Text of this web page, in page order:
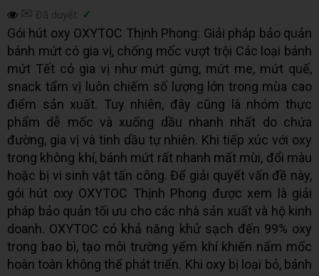
✉ Đã duyệt: ✓
Gói hút oxy OXYTOC Thịnh Phong: Giải pháp bảo quản
bánh mứt có gia vị, chống mốc vượt trội Các loại bánh
mứt Tết có gia vị như mứt gừng, mứt me, mứt quế,
snack tẩm vị luôn chiếm số lượng lớn trong mùa cao
điểm sản xuất. Tuy nhiên, đây cũng là nhóm thực
phẩm dễ mốc và xuống dầu nhanh nhất do chứa
đường, gia vị và tinh dầu tự nhiên. Khi tiếp xúc với oxy
trong không khí, bánh mứt rất nhanh mất mùi, đổi màu
hoặc bị vi sinh vật tấn công. Để giải quyết vấn đề này,
gói hút oxy OXYTOC Thịnh Phong được xem là giải
pháp bảo quản tối ưu cho các nhà sản xuất và hộ kinh
doanh. OXYTOC có khả năng khử sạch đến 99% oxy
trong bao bì, tạo môi trường yếm khí khiến nấm mốc
hoàn toàn không thể phát triển. Khi oxy bị loại bỏ, bánh